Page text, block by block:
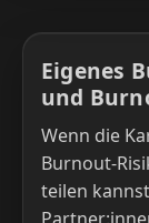
Eigenes
und
Wenn die
Burnout-
teilen